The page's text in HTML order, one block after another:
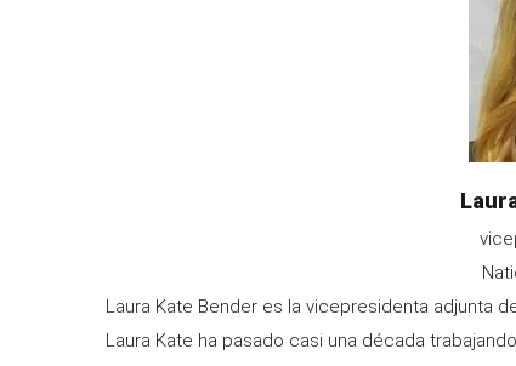
Information
Laura Kate Bender es la vicepresidenta adjunta
Laura Kate ha pasado casi una década